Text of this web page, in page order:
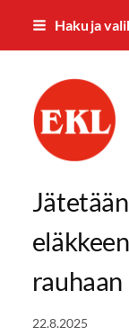
Siirry
Haku ja
rauhaan
22.8.2025